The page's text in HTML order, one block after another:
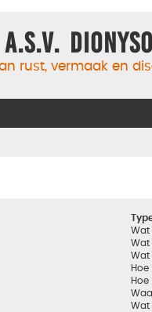
A.S.V.
rust, vermaak en
Wat
Wat
Wat
Wat